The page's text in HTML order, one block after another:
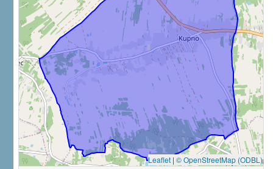
Leaflet | © OpenStreetMap (ODBL)